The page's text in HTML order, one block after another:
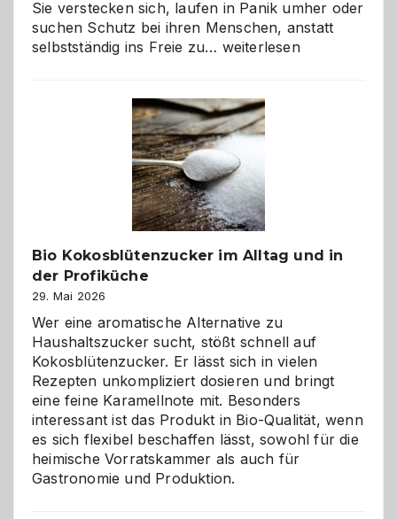
Sie verstecken sich, laufen in Panik umher oder
suchen Schutz bei ihren Menschen, anstatt
selbstständig ins Freie zu… Wenn
Freund
in
Gefahr
ist:
Brandschutz
für
Hunde
eigenen
weiterlesen
Bio Kokosblütenzucker im Alltag und in
der Profiküche
29. Mai 2026
Wer eine aromatische Alternative zu
Haushaltszucker sucht, stößt schnell auf
Kokosblütenzucker. Er lässt sich in vielen
Rezepten unkompliziert dosieren und bringt
eine feine Karamellnote mit. Besonders
interessant ist das Produkt in Bio-Qualität, wenn
es sich flexibel beschaffen lässt, sowohl für die
heimische Vorratskammer als auch für
Gastronomie und Produktion.